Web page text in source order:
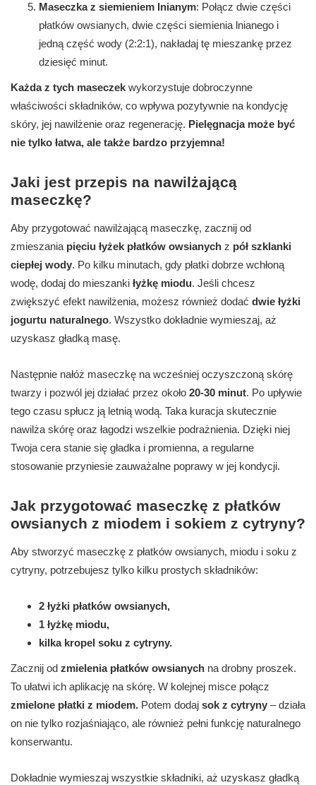
Maseczka z siemieniem lnianym: Połącz dwie części
płatków owsianych, dwie części siemienia lnianego i
jedną część wody (2:2:1), nakładaj tę mieszankę przez
dziesięć minut.
Każda z tych maseczek wykorzystuje dobroczynne
właściwości składników, co wpływa pozytywnie na kondycję
skóry, jej nawilżenie oraz regenerację. Pielęgnacja może być
nie tylko łatwa, ale także bardzo przyjemna!
Jaki jest przepis na nawilżającą
maseczkę?
Aby przygotować nawilżającą maseczkę, zacznij od
zmieszania pięciu łyżek płatków owsianych z pół szklanki
ciepłej wody. Po kilku minutach, gdy płatki dobrze wchłoną
wodę, dodaj do mieszanki łyżkę miodu. Jeśli chcesz
zwiększyć efekt nawilżenia, możesz również dodać dwie łyżki
jogurtu naturalnego. Wszystko dokładnie wymieszaj, aż
uzyskasz gładką masę.
Następnie nałóż maseczkę na wcześniej oczyszczoną skórę
twarzy i pozwól jej działać przez około 20-30 minut. Po upływie
tego czasu spłucz ją letnią wodą. Taka kuracja skutecznie
nawilża skórę oraz łagodzi wszelkie podrażnienia. Dzięki niej
Twoja cera stanie się gładka i promienna, a regularne
stosowanie przyniesie zauważalne poprawy w jej kondycji.
Jak przygotować maseczkę z płatków
owsianych z miodem i sokiem z cytryny?
Aby stworzyć maseczkę z płatków owsianych, miodu i soku z
cytryny, potrzebujesz tylko kilku prostych składników:
2 łyżki płatków owsianych,
1 łyżkę miodu,
kilka kropel soku z cytryny.
Zacznij od zmielenia płatków owsianych na drobny proszek.
To ułatwi ich aplikację na skórę. W kolejnej misce połącz
zmielone płatki z miodem. Potem dodaj sok z cytryny – działa
on nie tylko rozjaśniająco, ale również pełni funkcję naturalnego
konserwantu.
Dokładnie wymieszaj wszystkie składniki, aż uzyskasz gładką